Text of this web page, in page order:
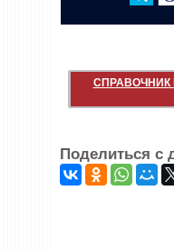
СПРАВОЧНИК
Поделиться с